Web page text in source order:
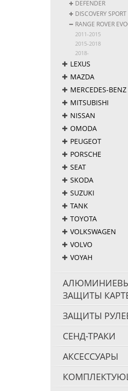
DEFENDER
DISCOVERY SPORT
RANGE ROVER
2011-2015
2015-2018
2018-
LEXUS
MAZDA
MERCEDES-BENZ
MITSUBISHI
NISSAN
OMODA
PEUGEOT
PORSCHE
SEAT
SKODA
SUZUKI
TANK
TOYOTA
VOLKSWAGEN
VOLVO
VOYAH
ЗАЩИТЫ
ЗАЩИТЫ
СЕНД-ТРАКИ
АКСЕССУАРЫ